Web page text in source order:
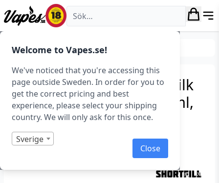
Welcome to Vapes.se!
We've noticed that you're accessing this
page outside Sweden. In order for you to
get the correct pricing and best
experience, please select your shipping
country. We will only ask for this once.
Sverige
Close
Vapes.se
E-juice Smaker Tobak
Holy Smokes – Vanilla Milk
Kentucky Tobacco (100 ml,
Shortfill)
Art.nr: 41157
I lager